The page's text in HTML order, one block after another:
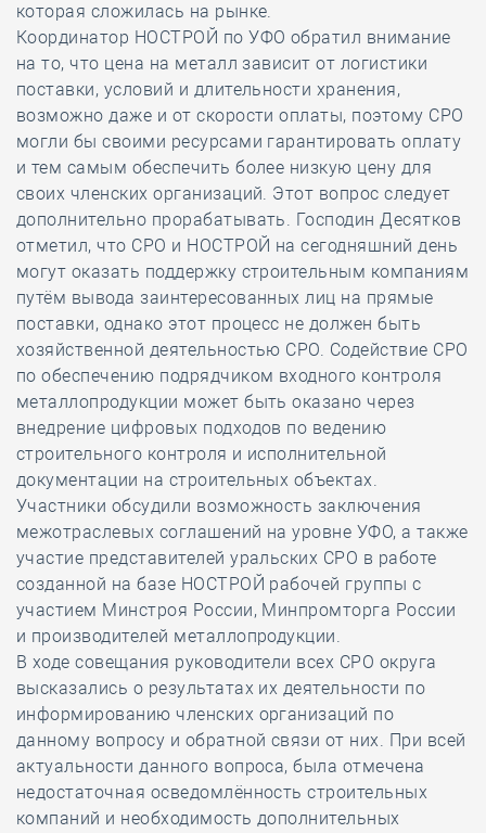
которая сложилась на рынке.
Координатор НОСТРОЙ по УФО обратил внимание
на то, что цена на металл зависит от логистики
поставки, условий и длительности хранения,
возможно даже и от скорости оплаты, поэтому СРО
могли бы своими ресурсами гарантировать оплату
и тем самым обеспечить более низкую цену для
своих членских организаций. Этот вопрос следует
дополнительно прорабатывать. Господин Десятков
отметил, что СРО и НОСТРОЙ на сегодняшний день
могут оказать поддержку строительным компаниям
путём вывода заинтересованных лиц на прямые
поставки, однако этот процесс не должен быть
хозяйственной деятельностью СРО. Содействие СРО
по обеспечению подрядчиком входного контроля
металлопродукции может быть оказано через
внедрение цифровых подходов по ведению
строительного контроля и исполнительной
документации на строительных объектах.
Участники обсудили возможность заключения
межотраслевых соглашений на уровне УФО, а также
участие представителей уральских СРО в работе
созданной на базе НОСТРОЙ рабочей группы с
участием Минстроя России, Минпромторга России
и производителей металлопродукции.
В ходе совещания руководители всех СРО округа
высказались о результатах их деятельности по
информированию членских организаций по
данному вопросу и обратной связи от них. При всей
актуальности данного вопроса, была отмечена
недостаточная осведомлённость строительных
компаний и необходимость дополнительных